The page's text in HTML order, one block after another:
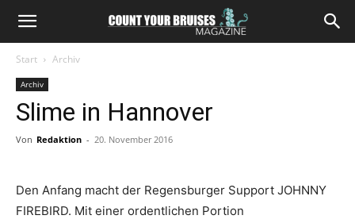
Start Archiv
Archiv
Slime in Hannover
Von Redaktion - 20. November 2016
Den Anfang macht der Regensburger Support JOHNNY
FIREBIRD. Mit einer ordentlichen Portion